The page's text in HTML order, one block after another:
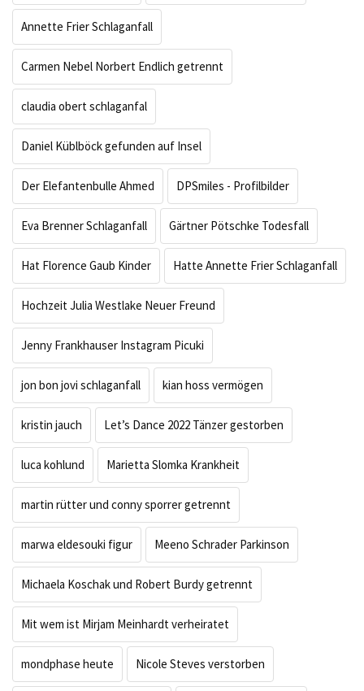
Annette Frier Schlaganfall
Carmen Nebel Norbert Endlich getrennt
claudia obert schlaganfal
Daniel Küblböck gefunden auf Insel
Der Elefantenbulle Ahmed DPSmiles - Profilbilder
Eva Brenner Schlaganfall Gärtner Pötschke Todesfall
Hat Florence Gaub Kinder Hatte Annette Frier Schlaganfall
Hochzeit Julia Westlake Neuer Freund
Jenny Frankhauser Instagram Picuki
jon bon jovi schlaganfall kian hoss vermögen
kristin jauch Let’s Dance 2022 Tänzer gestorben
luca kohlund Marietta Slomka Krankheit
martin rütter und conny sporrer getrennt
marwa eldesouki figur Meeno Schrader Parkinson
Michaela Koschak und Robert Burdy getrennt
Mit wem ist Mirjam Meinhardt verheiratet
mondphase heute Nicole Steves verstorben